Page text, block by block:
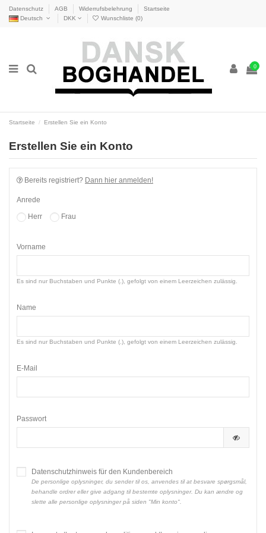
Datenschutz AGB Widerrufsbelehrung
Startseite
Deutsch
DKK Wunschliste (0)
0
Startseite Erstellen Sie ein Konto
Erstellen Sie ein Konto
Bereits registriert? Dann hier anmelden!
Anrede
Herr Frau
Vorname
Es sind nur Buchstaben und Punkte (.), gefolgt von einem Leerzeichen zulässig.
Name
Es sind nur Buchstaben und Punkte (.), gefolgt von einem Leerzeichen zulässig.
E-Mail
Passwort
Datenschutzhinweis für den Kundenbereich
De personlige oplysninger, du sender til os, anvendes til at besvare spørgsmål,
behandle ordrer eller give adgang til bestemte oplysninger. Du kan ændre og
slette alle personlige oplysninger på siden "Min konto".